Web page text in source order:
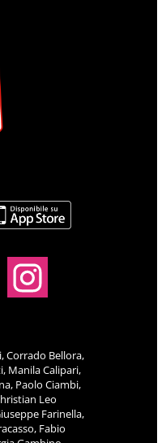
Corrado Bellora,
Manila Calipari,
Paolo Ciambi,
Leo
Farinella,
Fabio